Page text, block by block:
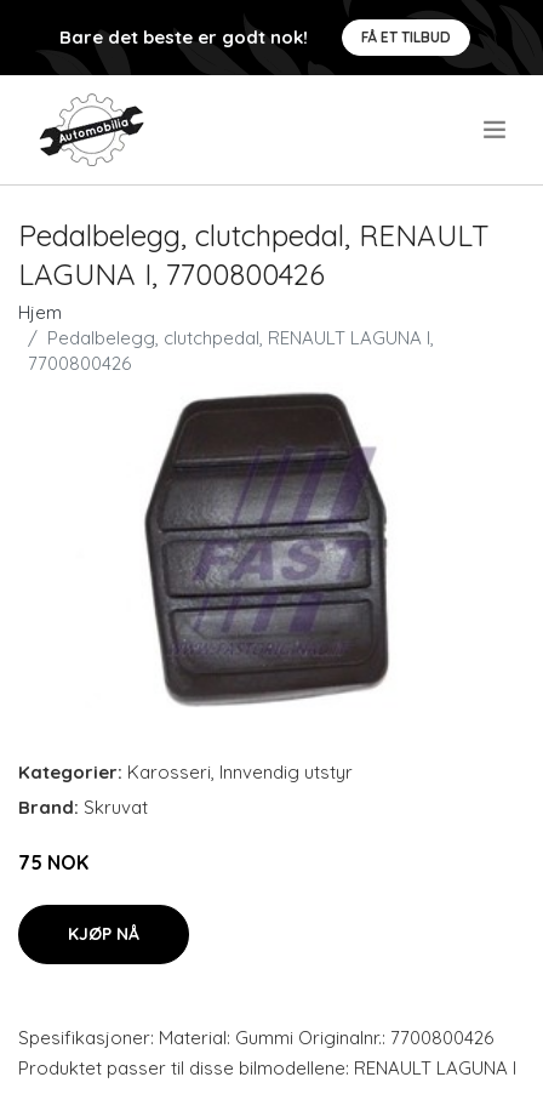
Bare det beste er godt nok! FÅ ET TILBUD
Pedalbelegg, clutchpedal, RENAULT
LAGUNA I, 7700800426
Hjem
Pedalbelegg, clutchpedal, RENAULT LAGUNA I,
7700800426
Kategorier: Karosseri Innvendig utstyr
Brand: Skruvat
75 NOK
KJØP NÅ
Spesifikasjoner: Material: Gummi Originalnr.: 7700800426
Produktet passer til disse bilmodellene: RENAULT LAGUNA I